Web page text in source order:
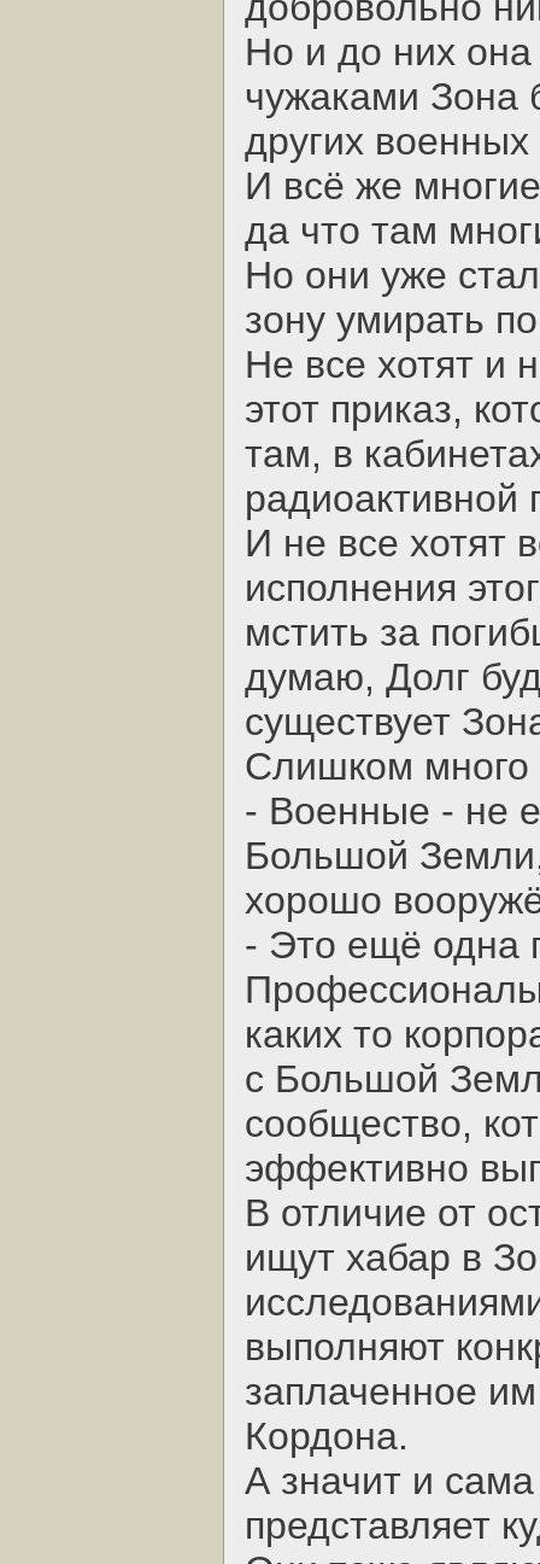
Но и до них она
чужаками Зона
других
И всё же
да что там
Но они уже
зону умирать
Не все хотят и
этот приказ,
там, в
радиоактивной
И не все хотят
исполнения
мстить за
думаю, Долг
существует
Слишком много
- Военные - не
Большой
хорошо
- Это ещё одна
каких то
с Большой
сообщество,
эффективно
В отличие от
ищут хабар в
выполняют
заплаченное
Кордона.
А значит и
представляет